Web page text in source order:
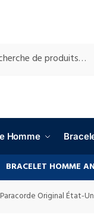
Homme
BRACELET HOMME
Original État-